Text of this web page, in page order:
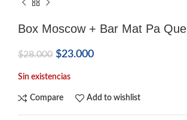
Box Moscow + Bar Mat Pa Que
$28.000 $23.000
Sin existencias
Compare Add to wishlist